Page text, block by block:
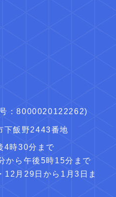
：8000020122262)
下飯野2443番地
4時30分まで
から午後5時15分まで
12月29日から1月3日ま